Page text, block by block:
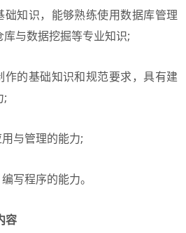
知识，能够熟练使用数据库管理
与数据挖掘等专业知识;
的基础知识和规范要求，具有建
;
与管理的能力;
程序的能力。
容